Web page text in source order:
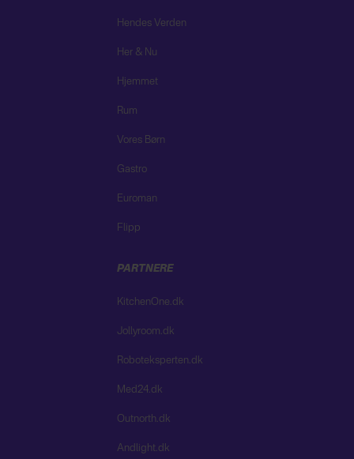
Hendes Verden
Her & Nu
Hjemmet
Rum
Vores Børn
Gastro
Euroman
Flipp
PARTNERE
KitchenOne.dk
Jollyroom.dk
Roboteksperten.dk
Med24.dk
Outnorth.dk
Andlight.dk